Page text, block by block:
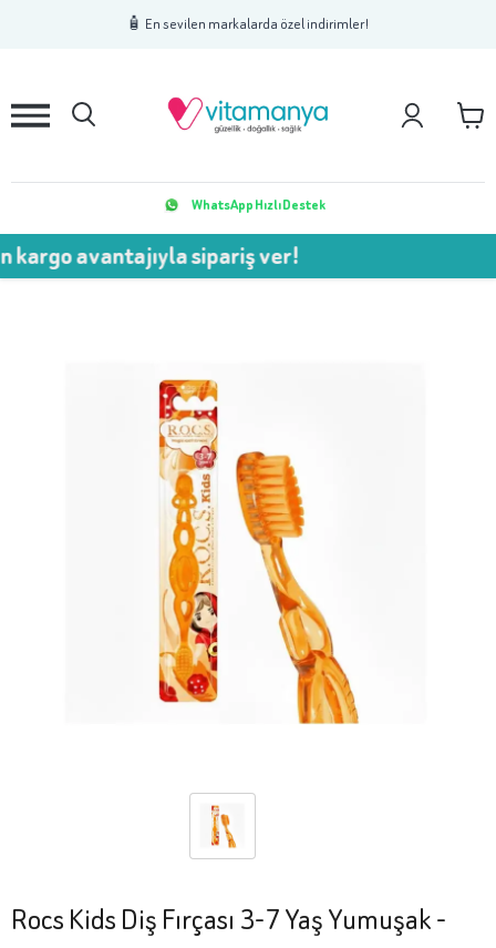
🧴 En sevilen markalarda özel indirimler!
2 3
WhatsApp Hızlı Destek
sipariş ver!
Rocs Kids Diş Fırçası 3-7 Yaş Yumuşak -